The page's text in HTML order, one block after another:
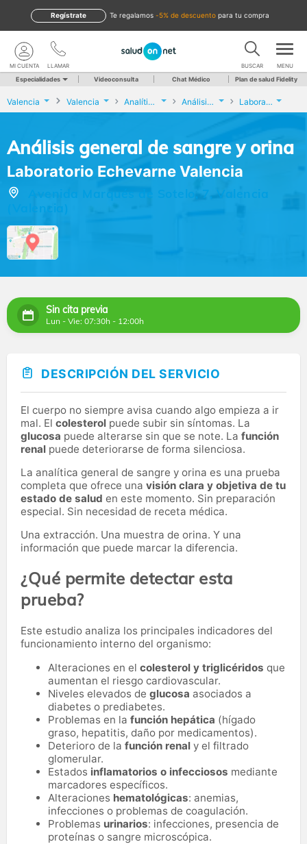
te regalamos -5% de descuento para tu compra
Regístrate
LLAMAR
MI CUENTA BUSCAR MENU
Especialidades Videoconsulta Chat Médico Plan de salud Fidelity
Valencia Valencia Analíticas y Genética Análisis general de sangre y orina Laboratorio Echevarne Valencia
Análisis general de sangre y orina
Laboratorio Echevarne Valencia
Avenida Marqués de Sotelo, 7, Valencia
(Valencia)
Sin cita previa
Lun - Vie: 07:30h - 12:00h
DESCRIPCIÓN DEL SERVICIO
El cuerpo no siempre avisa cuando algo empieza a ir
mal. El colesterol puede subir sin síntomas. La
glucosa puede alterarse sin que se note. La función
renal puede deteriorarse de forma silenciosa.
La analítica general de sangre y orina es una prueba
completa que ofrece una visión clara y objetiva de tu
estado de salud en este momento. Sin preparación
especial. Sin necesidad de receta médica.
Una extracción. Una muestra de orina. Y una
información que puede marcar la diferencia.
¿Qué permite detectar esta
prueba?
Este estudio analiza los principales indicadores del
funcionamiento interno del organismo:
Alteraciones en el colesterol y triglicéridos que
aumentan el riesgo cardiovascular.
Niveles elevados de glucosa asociados a
diabetes o prediabetes.
Problemas en la función hepática (hígado
graso, hepatitis, daño por medicamentos).
Deterioro de la función renal y el filtrado
glomerular.
Estados inflamatorios o infecciosos mediante
marcadores específicos.
Alteraciones hematológicas: anemias,
infecciones o problemas de coagulación.
Problemas urinarios: infecciones, presencia de
proteínas o sangre microscópica.